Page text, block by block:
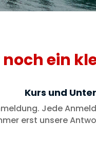
ein
Kurs und
Jede
erst unsere